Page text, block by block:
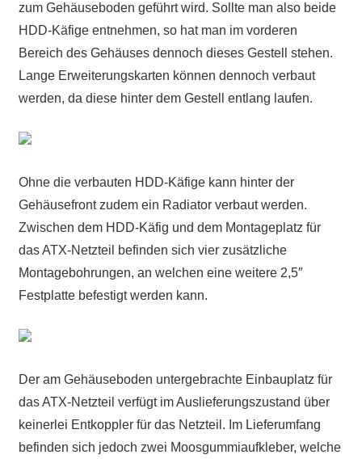
zum Gehäuseboden geführt wird. Sollte man also beide
HDD-Käfige entnehmen, so hat man im vorderen
Bereich des Gehäuses dennoch dieses Gestell stehen.
Lange Erweiterungskarten können dennoch verbaut
werden, da diese hinter dem Gestell entlang laufen.
Ohne die verbauten HDD-Käfige kann hinter der
Gehäusefront zudem ein Radiator verbaut werden.
Zwischen dem HDD-Käfig und dem Montageplatz für
das ATX-Netzteil befinden sich vier zusätzliche
Montagebohrungen, an welchen eine weitere 2,5″
Festplatte befestigt werden kann.
Der am Gehäuseboden untergebrachte Einbauplatz für
das ATX-Netzteil verfügt im Auslieferungszustand über
keinerlei Entkoppler für das Netzteil. Im Lieferumfang
befinden sich jedoch zwei Moosgummiaufkleber, welche